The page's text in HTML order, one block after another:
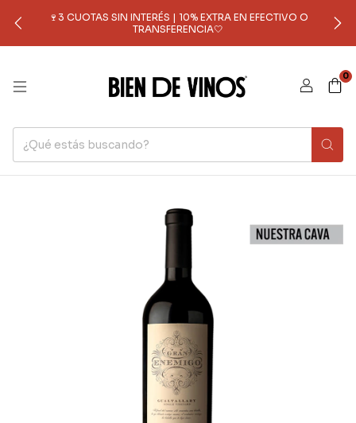
🍷3 CUOTAS SIN INTERÉS | 10% EXTRA EN EFECTIVO O
TRANSFERENCIA🤍
0